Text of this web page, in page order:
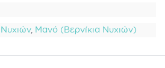
Νυχιών, Μανό (Βερνίκια Νυχιών)